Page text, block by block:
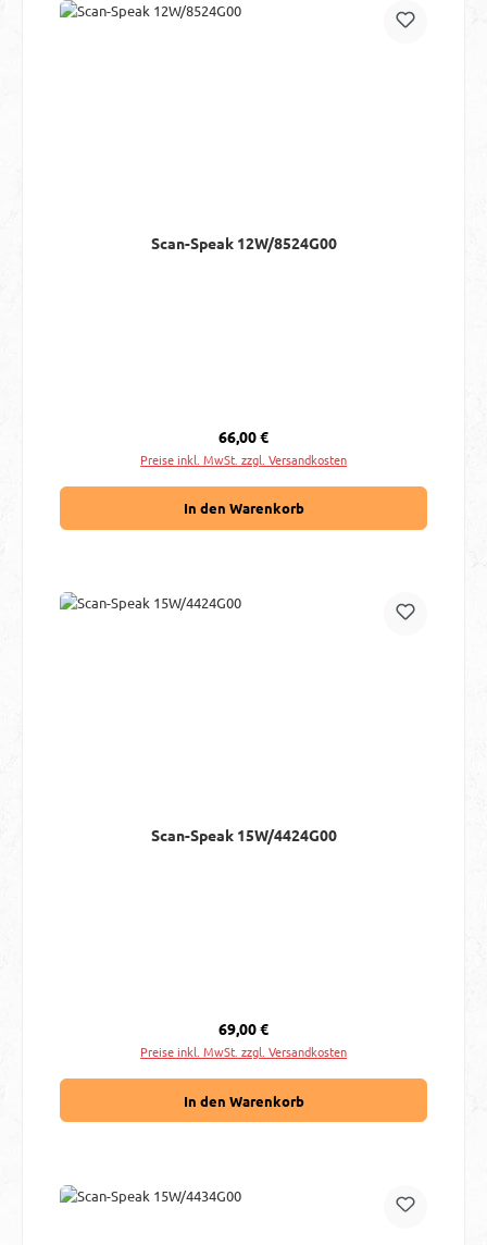
Scan-Speak 12W/8524G00
Regulärer Preis:
66,00 €
Preise inkl. MwSt. zzgl. Versandkosten
In den Warenkorb
Scan-Speak 15W/4424G00
Regulärer Preis:
69,00 €
Preise inkl. MwSt. zzgl. Versandkosten
In den Warenkorb